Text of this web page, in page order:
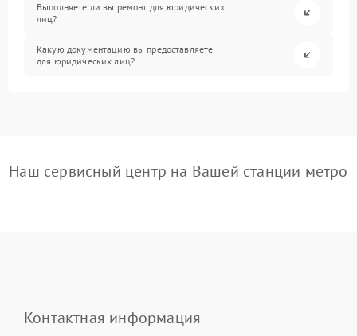
Выполняете ли вы ремонт для юридических
лиц?
Какую документацию вы предоставляете
для юридических лиц?
Наш сервисный центр на Вашей станции метро
Контактная информация